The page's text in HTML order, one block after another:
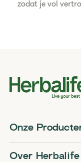
zodat je vol
Onze
Over Herbalife